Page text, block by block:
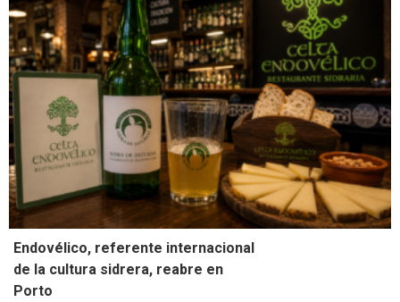
Endovélico, referente internacional
de la cultura sidrera, reabre en
Porto